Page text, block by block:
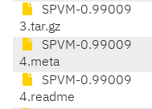
SPVM-0.99009
3.tar.gz
SPVM-0.99009
4.meta
SPVM-0.99009
4.readme